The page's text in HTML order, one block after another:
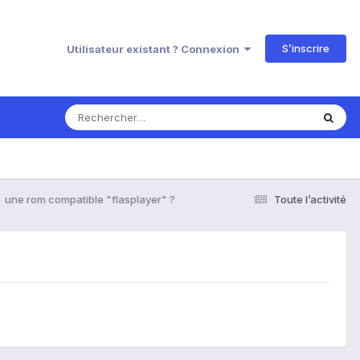
Utilisateur existant ? Connexion S’inscrire
Toute l’activité
une rom compatible "flasplayer" ?